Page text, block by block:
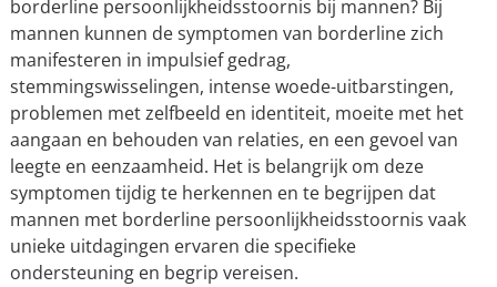
borderline persoonlijkheidsstoornis bij mannen? Bij
mannen kunnen de symptomen van borderline zich
manifesteren in impulsief gedrag,
stemmingswisselingen, intense woede-uitbarstingen,
problemen met zelfbeeld en identiteit, moeite met het
aangaan en behouden van relaties, en een gevoel van
leegte en eenzaamheid. Het is belangrijk om deze
symptomen tijdig te herkennen en te begrijpen dat
mannen met borderline persoonlijkheidsstoornis vaak
unieke uitdagingen ervaren die specifieke
ondersteuning en begrip vereisen.